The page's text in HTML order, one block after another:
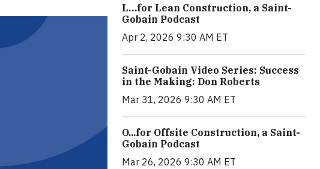
L…for Lean Construction, a Saint-
Gobain Podcast
Apr 2, 2026 9:30 AM ET
Saint-Gobain Video Series: Success
in the Making: Don Roberts
Mar 31, 2026 9:30 AM ET
O...for Offsite Construction, a Saint-
Gobain Podcast
Mar 26, 2026 9:30 AM ET